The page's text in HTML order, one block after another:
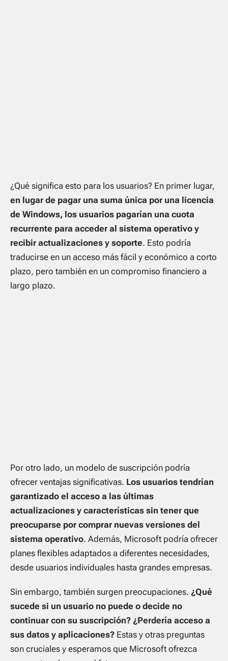
¿Qué significa esto para los usuarios? En primer lugar,
en lugar de pagar una suma única por una licencia
de Windows, los usuarios pagarían una cuota
recurrente para acceder al sistema operativo y
recibir actualizaciones y soporte. Esto podría
traducirse en un acceso más fácil y económico a corto
plazo, pero también en un compromiso financiero a
largo plazo.
Por otro lado, un modelo de suscripción podría
ofrecer ventajas significativas. Los usuarios tendrían
garantizado el acceso a las últimas
actualizaciones y características sin tener que
preocuparse por comprar nuevas versiones del
sistema operativo. Además, Microsoft podría ofrecer
planes flexibles adaptados a diferentes necesidades,
desde usuarios individuales hasta grandes empresas.
Sin embargo, también surgen preocupaciones. ¿Qué
sucede si un usuario no puede o decide no
continuar con su suscripción? ¿Perdería acceso a
sus datos y aplicaciones? Estas y otras preguntas
son cruciales y esperamos que Microsoft ofrezca